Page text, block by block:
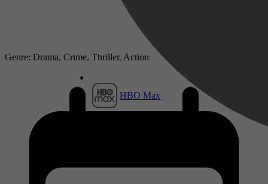
HBO Max
Genre: Drama, Crime, Thriller, Action